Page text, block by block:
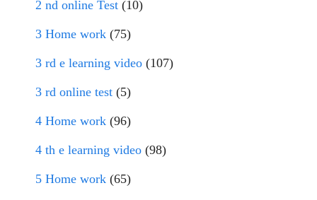
2 nd online Test (10)
3 Home work (75)
3 rd e learning video (107)
3 rd online test (5)
4 Home work (96)
4 th e learning video (98)
5 Home work (65)